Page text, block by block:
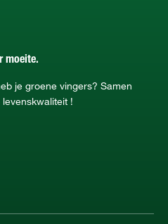
moeite.
je groene vingers? Samen
!